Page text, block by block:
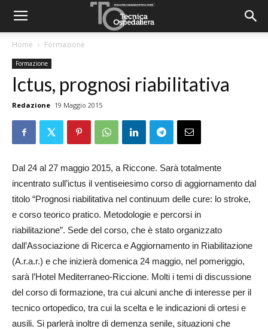
Home Formazione
Formazione
Ictus, prognosi riabilitativa
Redazione 19 Maggio 2015
Dal 24 al 27 maggio 2015, a Riccone. Sarà totalmente
incentrato sull’ictus il ventiseiesimo corso di aggiornamento dal
titolo “Prognosi riabilitativa nel continuum delle cure: lo stroke,
e corso teorico pratico. Metodologie e percorsi in
riabilitazione”. Sede del corso, che è stato organizzato
dall’Associazione di Ricerca e Aggiornamento in Riabilitazione
(A.r.a.r.) e che inizierà domenica 24 maggio, nel pomeriggio,
sarà l’Hotel Mediterraneo-Riccione. Molti i temi di discussione
del corso di formazione, tra cui alcuni anche di interesse per il
tecnico ortopedico, tra cui la scelta e le indicazioni di ortesi e
ausili. Si parlerà inoltre di demenza senile, situazioni che